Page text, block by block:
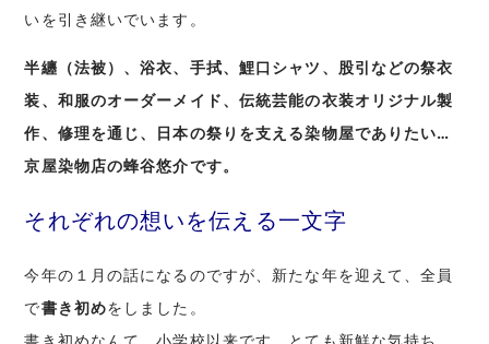
いを引き継いでいます。
半纏（法被）、浴衣、手拭、鯉口シャツ、股引などの祭衣
装、和服のオーダーメイド、 伝統芸能の衣装オリジナル製
作、修理を通じ、日本の祭りを支える染物屋でありたい…
京屋染物店の蜂谷悠介です。
それぞれの想いを伝える一文字
今年の１月の話になるのですが、新たな年を迎えて、全員
で書き初めをしました。
書き初めなんて、小学校以来です。とても新鮮な気持ち